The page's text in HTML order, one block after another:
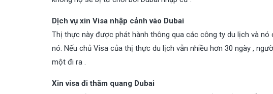
Dịch vụ xin Visa nhập cảnh vào Dubai
Thị thực này được phát hành thông qua các công ty du lịch và
nó. Nếu chủ Visa của thị thực du lịch vẫn nhiều hơn 30 ngày ,
một đi ra .
Xin visa đi thăm quang Dubai